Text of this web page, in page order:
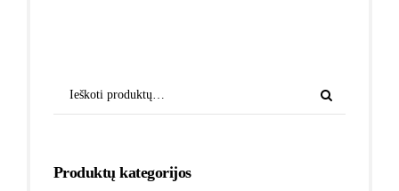
Produktų kategorijos